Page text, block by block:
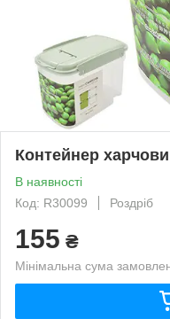
Контейнер
В наявності
Код: R30099
Роздріб
155 ₴
Мінімальна сума